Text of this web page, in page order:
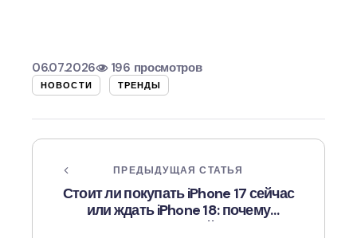
06.07.2026 196 просмотров
НОВОСТИ ТРЕНДЫ
ПРЕДЫДУЩАЯ СТАТЬЯ
Стоит ли покупать iPhone 17 сейчас
или ждать iPhone 18: почему
ожидание может выйти дороже